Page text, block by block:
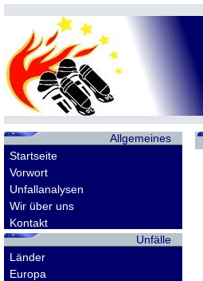
Allgemeines
Startseite
Vorwort
Unfallanalysen
Wir über uns
Kontakt
Unfälle
Länder
Europa